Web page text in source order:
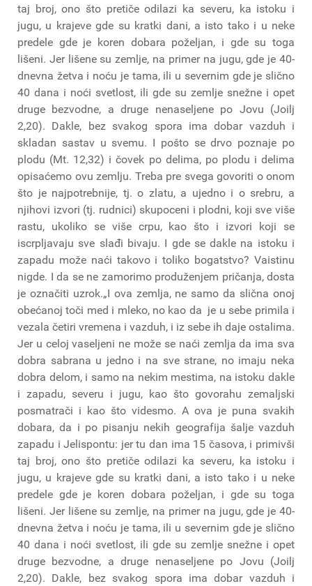
taj broj, ono što pretiče odilazi ka severu, ka istoku i
jugu, u krajeve gde su kratki dani, a isto tako i u neke
predele gde je koren dobara poželjan, i gde su toga
lišeni. Jer lišene su zemlje, na primer na jugu, gde je 40-
dnevna žetva i noću je tama, ili u severnim gde je slično
40 dana i noći svetlost, ili gde su zemlje snežne i opet
druge bezvodne, a druge nenaseljene po Jovu (Joilj
2,20). Dakle, bez svakog spora ima dobar vazduh i
skladan sastav u svemu. I pošto se drvo poznaje po
plodu (Mt. 12,32) i čovek po delima, po plodu i delima
opisaćemo ovu zemlju. Treba pre svega govoriti o onom
što je najpotrebnije, tj. o zlatu, a ujedno i o srebru, a
njihovi izvori (tj. rudnici) skupoceni i plodni, koji sve više
rastu, ukoliko se više crpu, kao što i izvori koji se
iscrpljavaju sve slađi bivaju. I gde se dakle na istoku i
zapadu može naći takovo i toliko bogatstvo? Vaistinu
nigde. I da se ne zamorimo produženjem pričanja, dosta
je označiti uzrok.„I ova zemlja, ne samo da slična onoj
obećanoj toči med i mleko, no kao da je u sebe primila i
vezala četiri vremena i vazduh, i iz sebe ih daje ostalima.
Jer u celoj vaseljeni ne može se naći zemlja da ima sva
dobra sabrana u jedno i na sve strane, no imaju neka
dobra delom, i samo na nekim mestima, na istoku dakle
i zapadu, severu i jugu, kao što govorahu zemaljski
posmatrači i kao što videsmo. A ova je puna svakih
dobara, da i po pisanju nekih geografija šalje vazduh
zapadu i Jelispontu: jer tu dan ima 15 časova, i primivši
taj broj, ono što pretiče odilazi ka severu, ka istoku i
jugu, u krajeve gde su kratki dani, a isto tako i u neke
predele gde je koren dobara poželjan, i gde su toga
lišeni. Jer lišene su zemlje, na primer na jugu, gde je 40-
dnevna žetva i noću je tama, ili u severnim gde je slično
40 dana i noći svetlost, ili gde su zemlje snežne i opet
druge bezvodne, a druge nenaseljene po Jovu (Joilj
2,20). Dakle, bez svakog spora ima dobar vazduh i